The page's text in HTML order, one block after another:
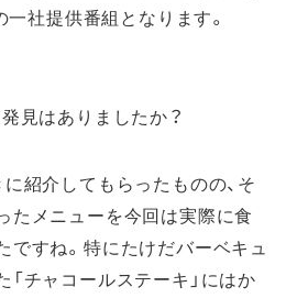
社提供番組となります。
見はありましたか？
紹介してもらったものの、そ
たメニューを今回は実際に食
ですね。特にたけだバーベキュ
チャコールステーキ」にはか